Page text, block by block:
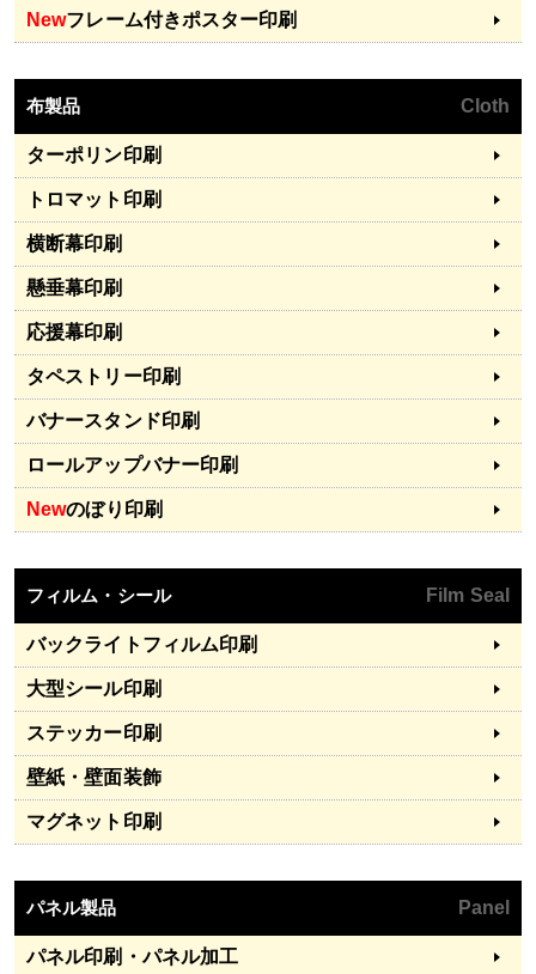
Newフレーム付きポスター印刷
布製品 Cloth
ターポリン印刷
トロマット印刷
横断幕印刷
懸垂幕印刷
応援幕印刷
タペストリー印刷
バナースタンド印刷
ロールアップバナー印刷
Newのぼり印刷
フィルム・シール Film Seal
バックライトフィルム印刷
大型シール印刷
ステッカー印刷
壁紙・壁面装飾
マグネット印刷
パネル製品 Panel
パネル印刷・パネル加工